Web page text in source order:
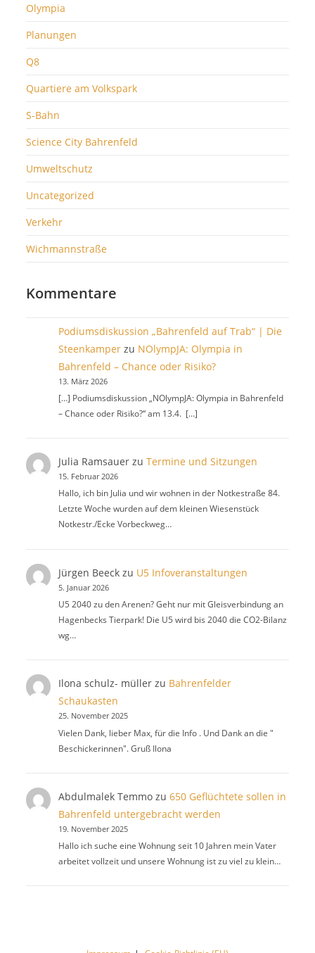
Olympia
Planungen
Q8
Quartiere am Volkspark
S-Bahn
Science City Bahrenfeld
Umweltschutz
Uncategorized
Verkehr
Wichmannstraße
Kommentare
Podiumsdiskussion „Bahrenfeld auf Trab“ | Die
Steenkamperzu NOlympJA: Olympia in
Bahrenfeld – Chance oder Risiko?
13. März 2026
[…] Podiumsdiskussion „NOlympJA: Olympia in Bahrenfeld
– Chance oder Risiko?“ am 13.4. […]
Julia Ramsauerzu Termine und Sitzungen
15. Februar 2026
Hallo, ich bin Julia und wir wohnen in der Notkestraße 84.
Letzte Woche wurden auf dem kleinen Wiesenstück
Notkestr./Ecke Vorbeckweg…
Jürgen Beeckzu U5 Infoveranstaltungen
5. Januar 2026
U5 2040 zu den Arenen? Geht nur mit Gleisverbindung an
Hagenbecks Tierpark! Die U5 wird bis 2040 die CO2-Bilanz
wg…
Ilona schulz- müllerzu Bahrenfelder
Schaukasten
25. November 2025
Vielen Dank, lieber Max, für die Info . Und Dank an die "
Beschickerinnen". Gruß Ilona
Abdulmalek Temmozu 650 Geflüchtete sollen in
Bahrenfeld untergebracht werden
19. November 2025
Hallo ich suche eine Wohnung seit 10 Jahren mein Vater
arbeitet vollzeit und unsere Wohnung ist zu viel zu klein…